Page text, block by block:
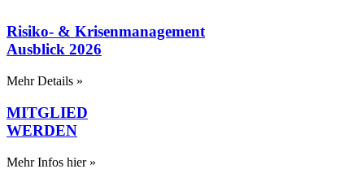
Risiko- & Krisenmanagement
Ausblick 2026
Mehr Details »
MITGLIED
WERDEN
Mehr Infos hier »